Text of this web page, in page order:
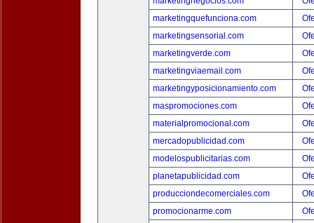
marketingquefunciona.com
marketingsensorial.com
marketingverde.com
marketingviaemail.com
marketingyposicionamiento.com
maspromociones.com
materialpromocional.com
mercadopublicidad.com
modelospublicitarias.com
planetapublicidad.com
producciondecomerciales.com
promocionarme.com